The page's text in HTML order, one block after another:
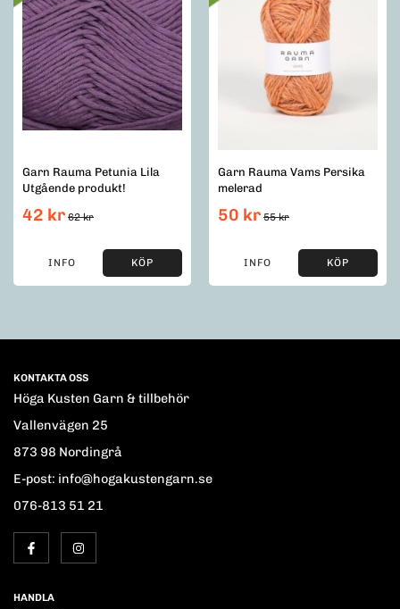
Garn Rauma Petunia Lila
Utgående produkt!
42 kr 62 kr
INFO KÖP
Garn Rauma Vams Persika
melerad
50 kr 55 kr
INFO KÖP
KONTAKTA OSS
Höga Kusten Garn & tillbehör
Vallenvägen 25
873 98 Nordingrå
E-post: info@hogakustengarn.se
076-813 51 21
HANDLA